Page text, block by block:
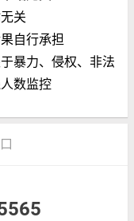
关
自行承担
暴力、侵权、非法
数监控